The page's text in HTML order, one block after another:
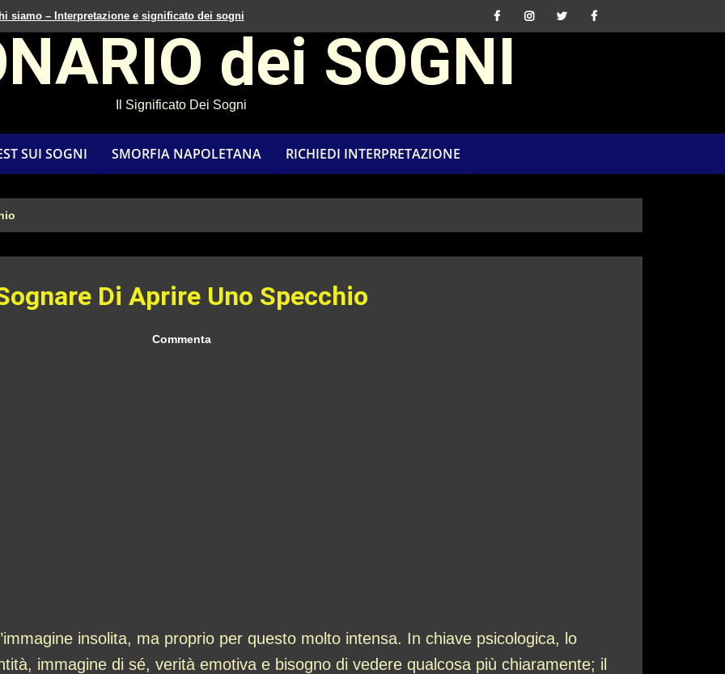
siamo – Interpretazione e significato dei sogni
dei SOGNI
Il Significato Dei Sogni
SUI SOGNI SMORFIA NAPOLETANA RICHIEDI INTERPRETAZIONE
Di Aprire Uno Specchio
Commenta
insolita, ma proprio per questo molto intensa. In chiave psicologica, lo
immagine di sé, verità emotiva e bisogno di vedere qualcosa più chiaramente; il